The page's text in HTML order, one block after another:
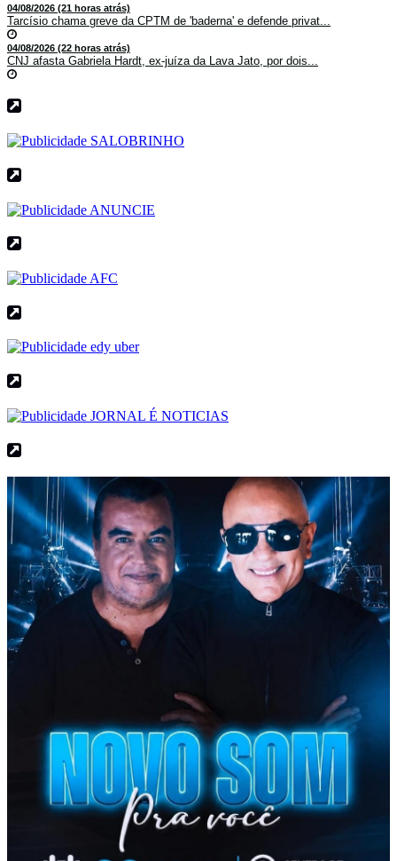
04/08/2026 (21 horas atrás)
Tarcísio chama greve da CPTM de 'baderna' e defende privat...
04/08/2026 (22 horas atrás)
CNJ afasta Gabriela Hardt, ex-juíza da Lava Jato, por dois...